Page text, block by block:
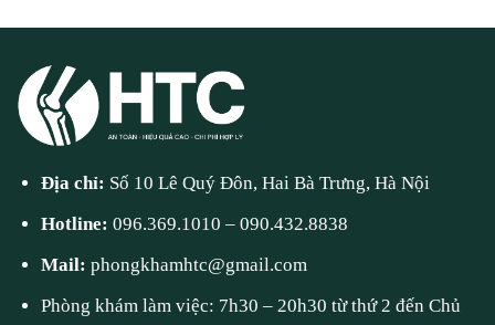
Địa chỉ: Số 10 Lê Quý Đôn, Hai Bà Trưng, Hà Nội
Hotline:096.369.1010 –090.432.8838
Mail:phongkhamhtc@gmail.com
Phòng khám làm việc: 7h30 – 20h30 từ thứ 2 đến Chủ